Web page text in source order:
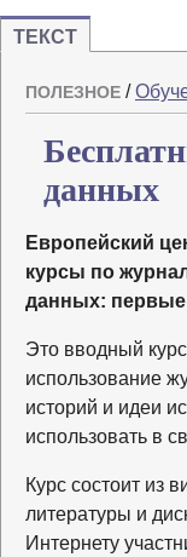
ТЕКСТ
ПОЛЕЗНОЕ /
данных
Европейский
курсы по
данных: первые
Это вводный
использование
историй и идеи
использовать в
Курс состоит из
литературы и
Интернету